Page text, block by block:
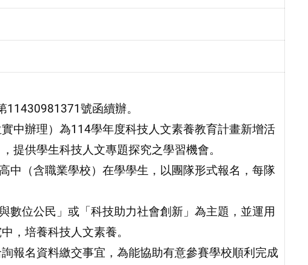
號函續辦。
中辦理）為114學年度科技人文素養教育計畫新增活
提供學生科技人文專題探究之學習機會。
中（含職業學校）在學學生，以團隊形式報名，每隊
數位公民」或「科技助力社會創新」為主題，並運用
，培養科技人文素養。
報名資料繳交事宜，為能協助有意參賽學校順利完成